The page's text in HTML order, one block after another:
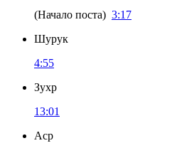
(Начало поста) 3:17
Шурук
4:55
Зухр
13:01
Аср